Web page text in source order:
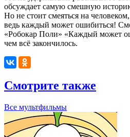
обсуждает самую смешную
Но не стоит смеяться на
ведь каждый может ошибиться!
«Робокар Поли» «Каждый может
чем всё закончилось.
Смотрите также
Все мультфильмы